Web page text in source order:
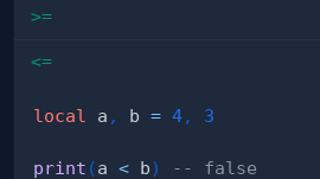
>=
<=
local a , b = 4, 3
print (a < b)
-- false